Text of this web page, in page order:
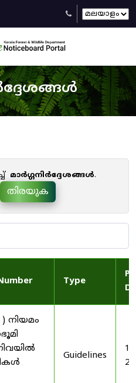
മാർഗ്ഗനിർദ്ദേശങ്ങൾ.
തിരയുക
Type
നിയമം
Guidelines